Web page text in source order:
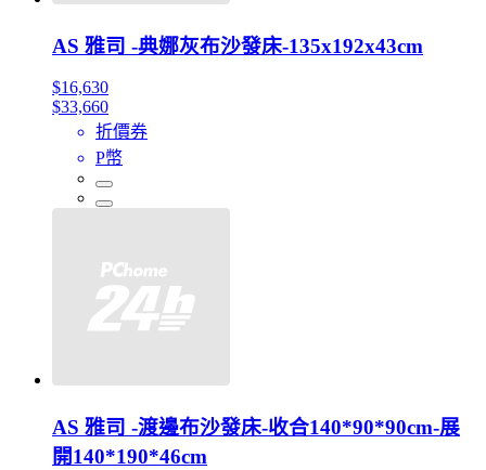
AS 雅司 -典娜灰布沙發床-135x192x43cm
$16,630
$33,660
折價券
P幣
AS 雅司 -渡邊布沙發床-收合140*90*90cm-展
開140*190*46cm